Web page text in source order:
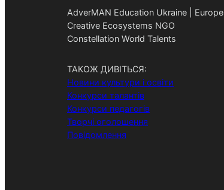
AdverMAN Education Ukraine | Europe
Creative Ecosystems NGO
Constellation World Talents
ТАКОЖ ДИВІТЬСЯ:
Новини культури і освіти
Конкурси талантів
Конкурси педагогів
Творчі оголошення
Повідомлення